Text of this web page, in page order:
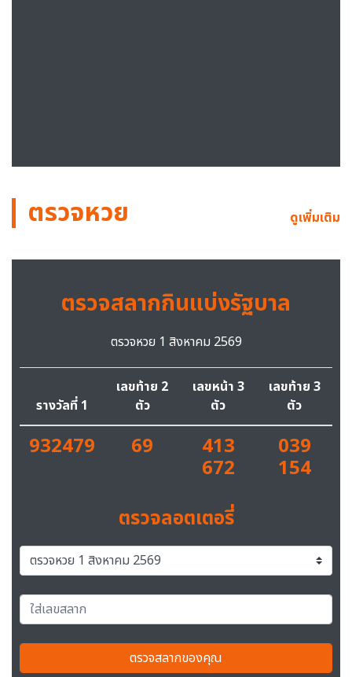
ตรวจหวย ดูเพิ่มเติม
ตรวจสลากกินแบ่งรัฐบาล
ตรวจหวย 1 สิงหาคม 2569
รางวัลที่ 1
เลขท้าย 2
ตัว
เลขหน้า 3
ตัว
เลขท้าย 3
ตัว
932479 69 413
672
039
154
ตรวจลอตเตอรี่
ตรวจสลากของคุณ